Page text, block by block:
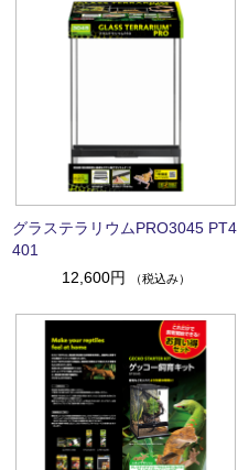
グラステラリウムPRO3045 PT4
401
12,600円
（税込み）